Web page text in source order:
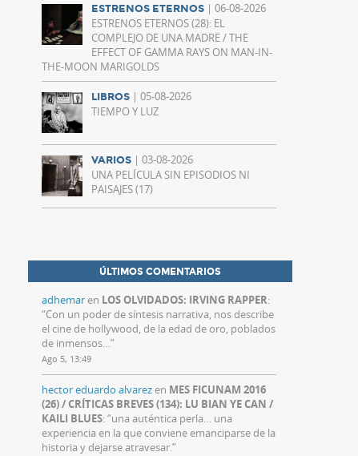
ESTRENOS ETERNOS | 06-08-2026
ESTRENOS ETERNOS (28): EL
COMPLEJO DE UNA MADRE / THE
EFFECT OF GAMMA RAYS ON MAN-IN-
THE-MOON MARIGOLDS
LIBROS | 05-08-2026
TIEMPO Y LUZ
VARIOS | 03-08-2026
UNA PELÍCULA SIN EPISODIOS NI
PAISAJES (17)
ÚLTIMOS COMENTARIOS
adhemaren LOS OLVIDADOS: IRVING RAPPER:
“Con un poder de síntesis narrativa, nos describe
el cine de hollywood, de la edad de oro, poblados
de inmensos…”
Ago 5, 13:49
hector eduardo alvarezen MES FICUNAM 2016
(26) / CRÍTICAS BREVES (134): LU BIAN YE CAN /
KAILI BLUES: “una auténtica perla… una
experiencia en la que conviene emanciparse de la
historia y dejarse atravesar.”